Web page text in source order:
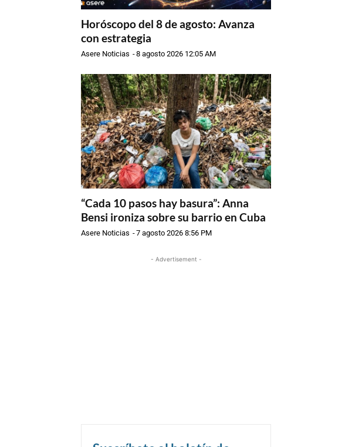
Horóscopo del 8 de agosto: Avanza
con estrategia
Asere Noticias -8 agosto 2026 12:05 AM
“Cada 10 pasos hay basura”: Anna
Bensi ironiza sobre su barrio en Cuba
Asere Noticias -7 agosto 2026 8:56 PM
- Advertisement -